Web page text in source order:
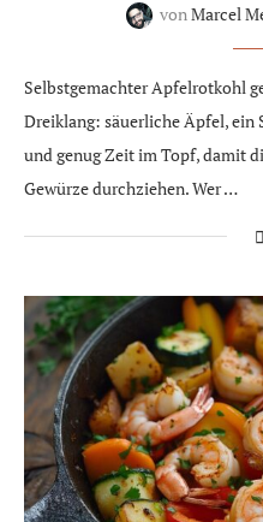
von Marcel
Selbstgemachter Apfelrotkohl
Dreiklang: säuerliche Äpfel, ein
und genug Zeit im Topf, damit
Gewürze durchziehen. Wer …